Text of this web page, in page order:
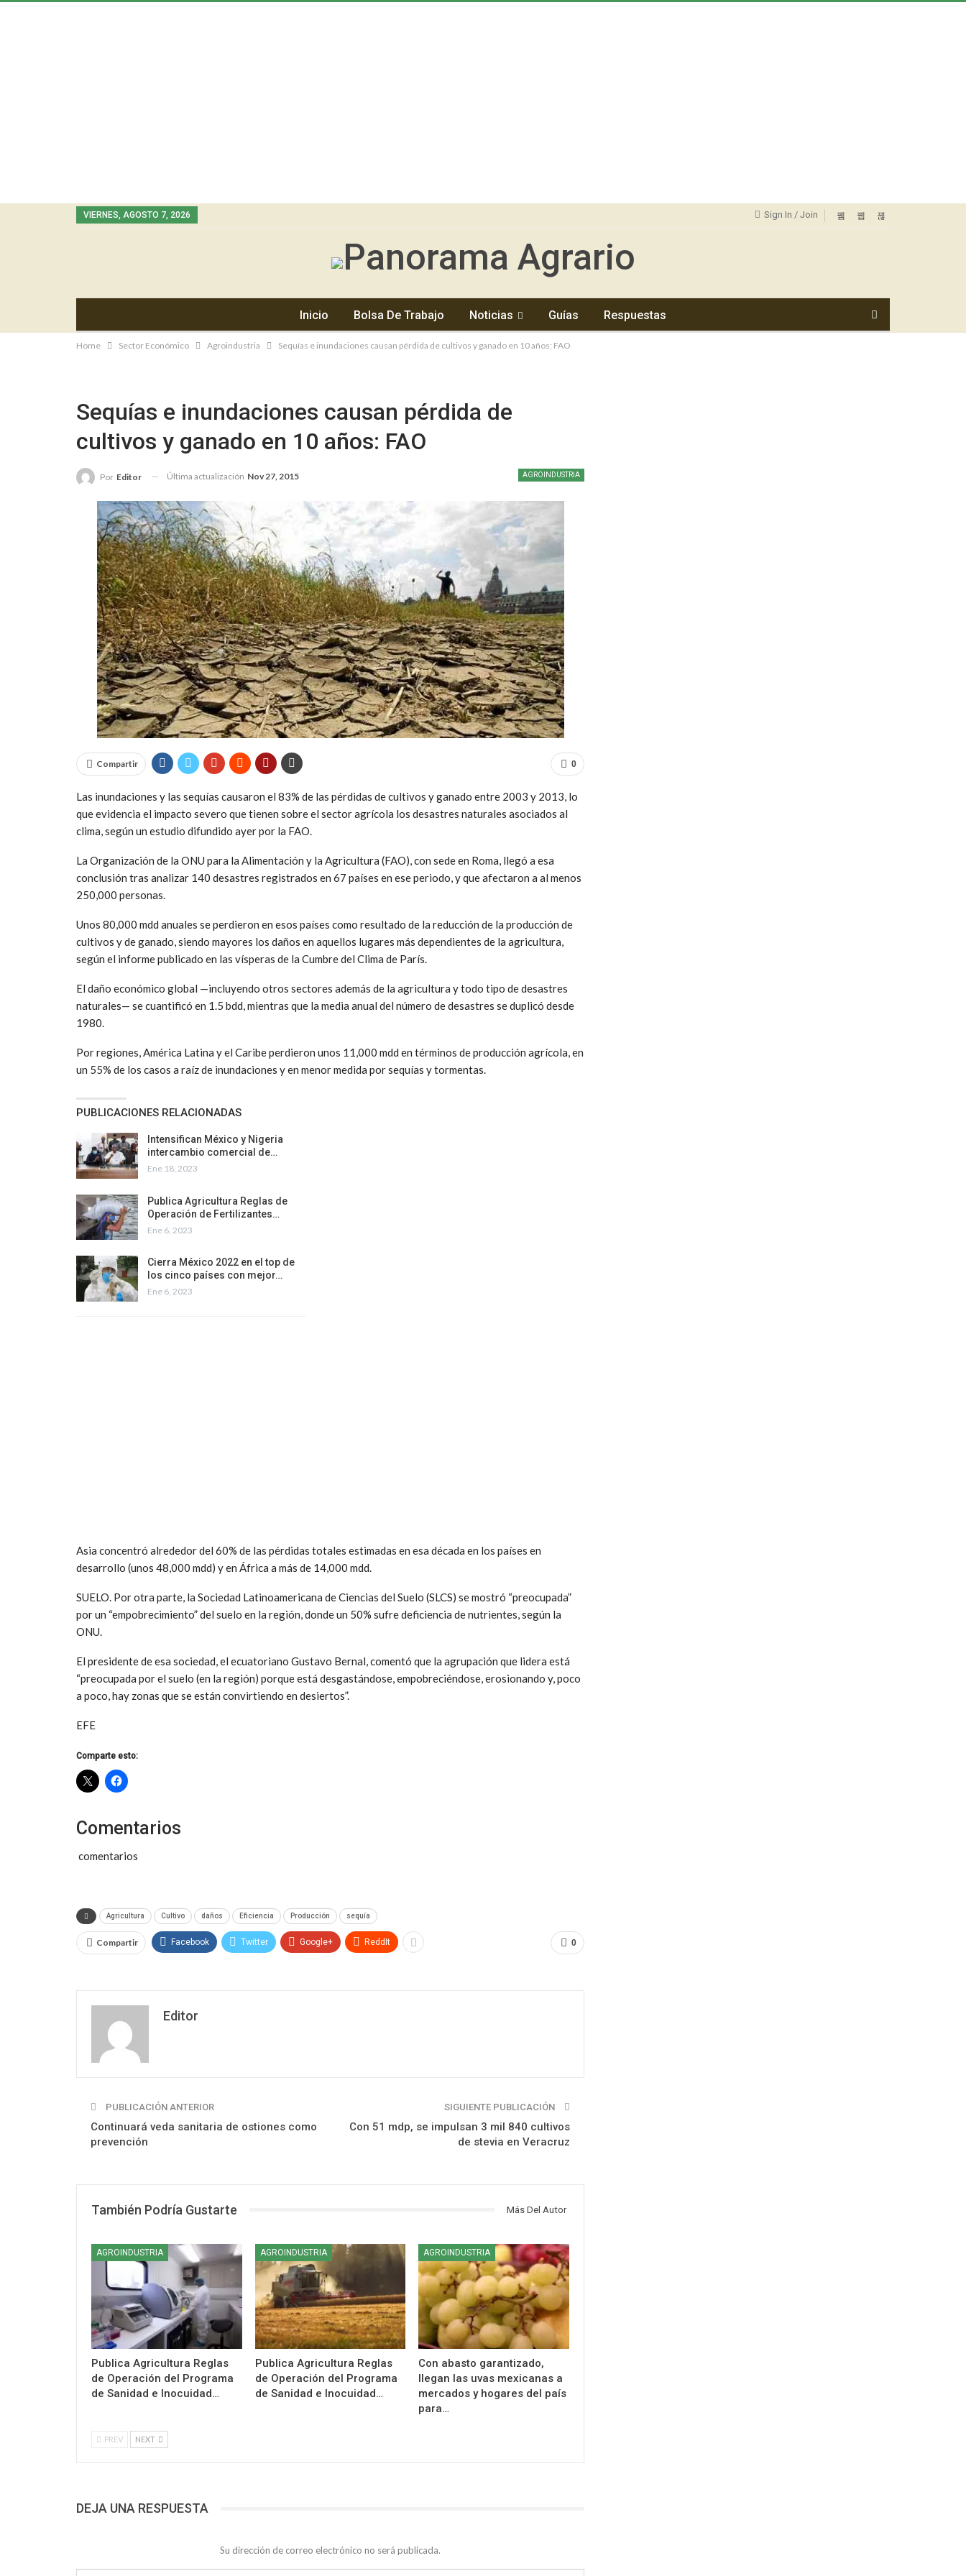
Sign In / Join
VIERNES, AGOSTO 7, 2026
Inicio Bolsa De Trabajo Noticias Guías Respuestas
Home Sector Económico Agroindustria Sequías e inundaciones causan pérdida de cultivos y ganado en 10 años: FAO
Sequías e inundaciones causan pérdida de
cultivos y ganado en 10 años: FAO
AGROINDUSTRIA
Por Editor Última actualización Nov 27, 2015
0
Compartir
Las inundaciones y las sequías causaron el 83% de las pérdidas de cultivos y ganado entre 2003 y 2013, lo
que evidencia el impacto severo que tienen sobre el sector agrícola los desastres naturales asociados al
clima, según un estudio difundido ayer por la FAO.
La Organización de la ONU para la Alimentación y la Agricultura (FAO), con sede en Roma, llegó a esa
conclusión tras analizar 140 desastres registrados en 67 países en ese periodo, y que afectaron a al menos
250,000 personas.
Unos 80,000 mdd anuales se perdieron en esos países como resultado de la reducción de la producción de
cultivos y de ganado, siendo mayores los daños en aquellos lugares más dependientes de la agricultura,
según el informe publicado en las vísperas de la Cumbre del Clima de París.
El daño económico global —incluyendo otros sectores además de la agricultura y todo tipo de desastres
naturales— se cuantificó en 1.5 bdd, mientras que la media anual del número de desastres se duplicó desde
1980.
Por regiones, América Latina y el Caribe perdieron unos 11,000 mdd en términos de producción agrícola, en
un 55% de los casos a raíz de inundaciones y en menor medida por sequías y tormentas.
PUBLICACIONES RELACIONADAS
Intensifican México y Nigeria
intercambio comercial de…
Ene 18, 2023
Publica Agricultura Reglas de
Operación de Fertilizantes…
Ene 6, 2023
Cierra México 2022 en el top de
los cinco países con mejor…
Ene 6, 2023
Asia concentró alrededor del 60% de las pérdidas totales estimadas en esa década en los países en
desarrollo (unos 48,000 mdd) y en África a más de 14,000 mdd.
SUELO. Por otra parte, la Sociedad Latinoamericana de Ciencias del Suelo (SLCS) se mostró “preocupada”
por un “empobrecimiento” del suelo en la región, donde un 50% sufre deficiencia de nutrientes, según la
ONU.
El presidente de esa sociedad, el ecuatoriano Gustavo Bernal, comentó que la agrupación que lidera está
“preocupada por el suelo (en la región) porque está desgastándose, empobreciéndose, erosionando y, poco
a poco, hay zonas que se están convirtiendo en desiertos”.
EFE
Comparte esto:
Comentarios
comentarios
Agricultura Cultivo daños Eficiencia Producción sequía
0
Compartir Facebook Twitter Google+ ReddIt
Editor
PUBLICACIÓN ANTERIOR
Continuará veda sanitaria de ostiones como
prevención
SIGUIENTE PUBLICACIÓN
Con 51 mdp, se impulsan 3 mil 840 cultivos
de stevia en Veracruz
También Podría Gustarte Más Del Autor
AGROINDUSTRIA
Publica Agricultura Reglas
de Operación del Programa
de Sanidad e Inocuidad…
AGROINDUSTRIA
Publica Agricultura Reglas
de Operación del Programa
de Sanidad e Inocuidad…
AGROINDUSTRIA
Con abasto garantizado,
llegan las uvas mexicanas a
mercados y hogares del país
para…
PREV NEXT
DEJA UNA RESPUESTA
Su dirección de correo electrónico no será publicada.